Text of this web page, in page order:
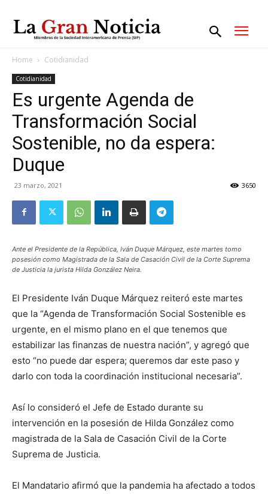
Home Cotidianidad
Cotidianidad
Es urgente Agenda de
Transformación Social
Sostenible, no da espera:
Duque
23 marzo, 2021 3650
Ante el Presidente de la República, Iván Duque Márquez, este martes tomo
posesión como Magistrada de la Sala de Casación Civil de la Corte Suprema
de Justicia la jurista Hilda González Neira.
El Presidente Iván Duque Márquez reiteró este martes
que la “Agenda de Transformación Social Sostenible es
urgente, en el mismo plano en el que tenemos que
estabilizar las finanzas de nuestra nación”, y agregó que
esto “no puede dar espera; queremos dar este paso y
darlo con toda la coordinación institucional necesaria”.
Así lo consideró el Jefe de Estado durante su
intervención en la posesión de Hilda González como
magistrada de la Sala de Casación Civil de la Corte
Suprema de Justicia.
El Mandatario afirmó que la pandemia ha afectado a todos